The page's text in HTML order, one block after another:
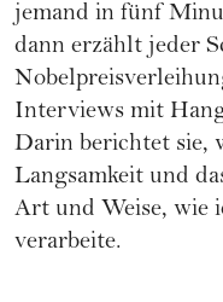
jemand in fünf
dann erzählt jeder
Interviews mit
Darin berichtet sie,
Langsamkeit und
Art und Weise, wie
verarbeite.